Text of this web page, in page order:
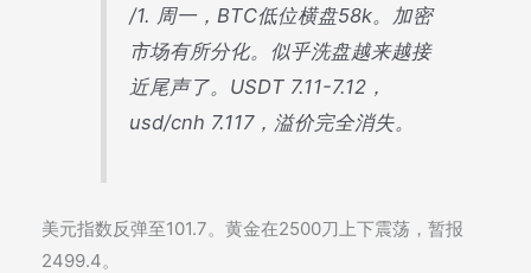
/1. 周一，BTC低位横盘58k。加密
市场有所分化。似乎洗盘越来越接
近尾声了。USDT 7.11-7.12，
usd/cnh 7.117，溢价完全消失。
美元指数反弹至101.7。黄金在2500刀上下震荡，暂报
2499.4。